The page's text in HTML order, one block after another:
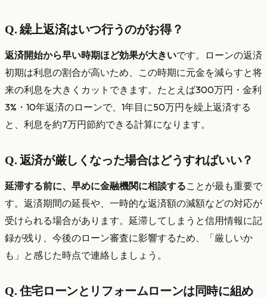
Q. 繰上返済はいつ行うのがお得？
返済開始から早い時期ほど効果が大きいです。ローンの返済
初期は利息の割合が高いため、この時期に元金を減らすと将
来の利息を大きくカットできます。たとえば300万円・金利
3%・10年返済のローンで、1年目に50万円を繰上返済する
と、利息を約7万円節約できる計算になります。
Q. 返済が厳しくなった場合はどうすればいい？
延滞する前に、早めに金融機関に相談することが最も重要で
す。返済期間の延長や、一時的な返済額の減額などの対応が
受けられる場合があります。延滞してしまうと信用情報に記
録が残り、今後のローン審査に影響するため、「厳しいか
も」と感じた時点で連絡しましょう。
Q. 住宅ローンとリフォームローンは同時に組め